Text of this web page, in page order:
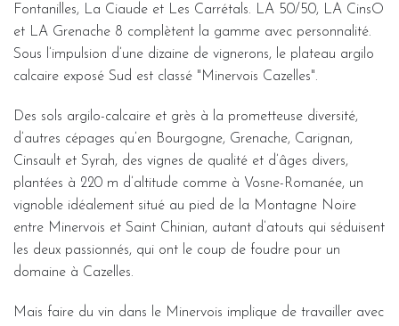
Fontanilles, La Ciaude et Les Carrétals. LA 50/50, LA CinsO
et LA Grenache 8 complètent la gamme avec personnalité.
Sous l’impulsion d’une dizaine de vignerons, le plateau argilo
calcaire exposé Sud est classé "Minervois Cazelles".
Des sols argilo-calcaire et grès à la prometteuse diversité,
d’autres cépages qu’en Bourgogne, Grenache, Carignan,
Cinsault et Syrah, des vignes de qualité et d’âges divers,
plantées à 220 m d’altitude comme à Vosne-Romanée, un
vignoble idéalement situé au pied de la Montagne Noire
entre Minervois et Saint Chinian, autant d’atouts qui séduisent
les deux passionnés, qui ont le coup de foudre pour un
domaine à Cazelles.
Mais faire du vin dans le Minervois implique de travailler avec